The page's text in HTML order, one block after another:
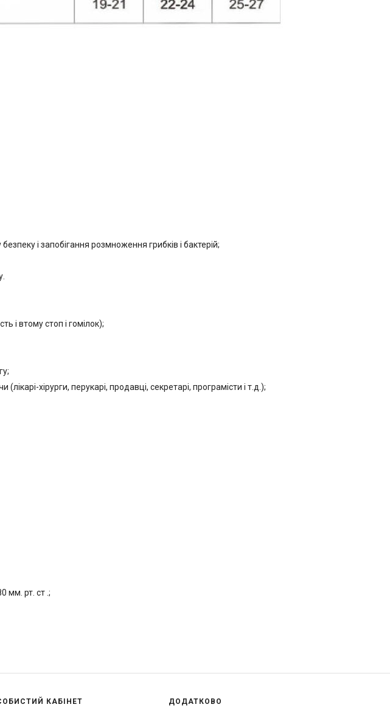
і запобігання розмноження грибків і бактерій;
і втому стоп і гомілок);
хірурги, перукарі, продавці, секретарі, програмісти і т.д.);
мм. рт. ст .;
КАБІНЕТ ДОДАТКОВО